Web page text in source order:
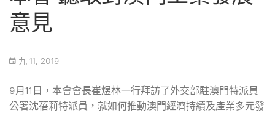
意見
九 11, 2019
9月11日，本會會長崔煜林一行拜訪了外交部駐澳門特派員
公署沈蓓莉特派員，就如何推動澳門經濟持續及產業多元發